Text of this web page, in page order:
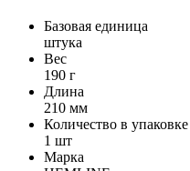
Базовая единица
штука
Вес
190 г
Длина
210 мм
Количество в упаковке
1 шт
Марка